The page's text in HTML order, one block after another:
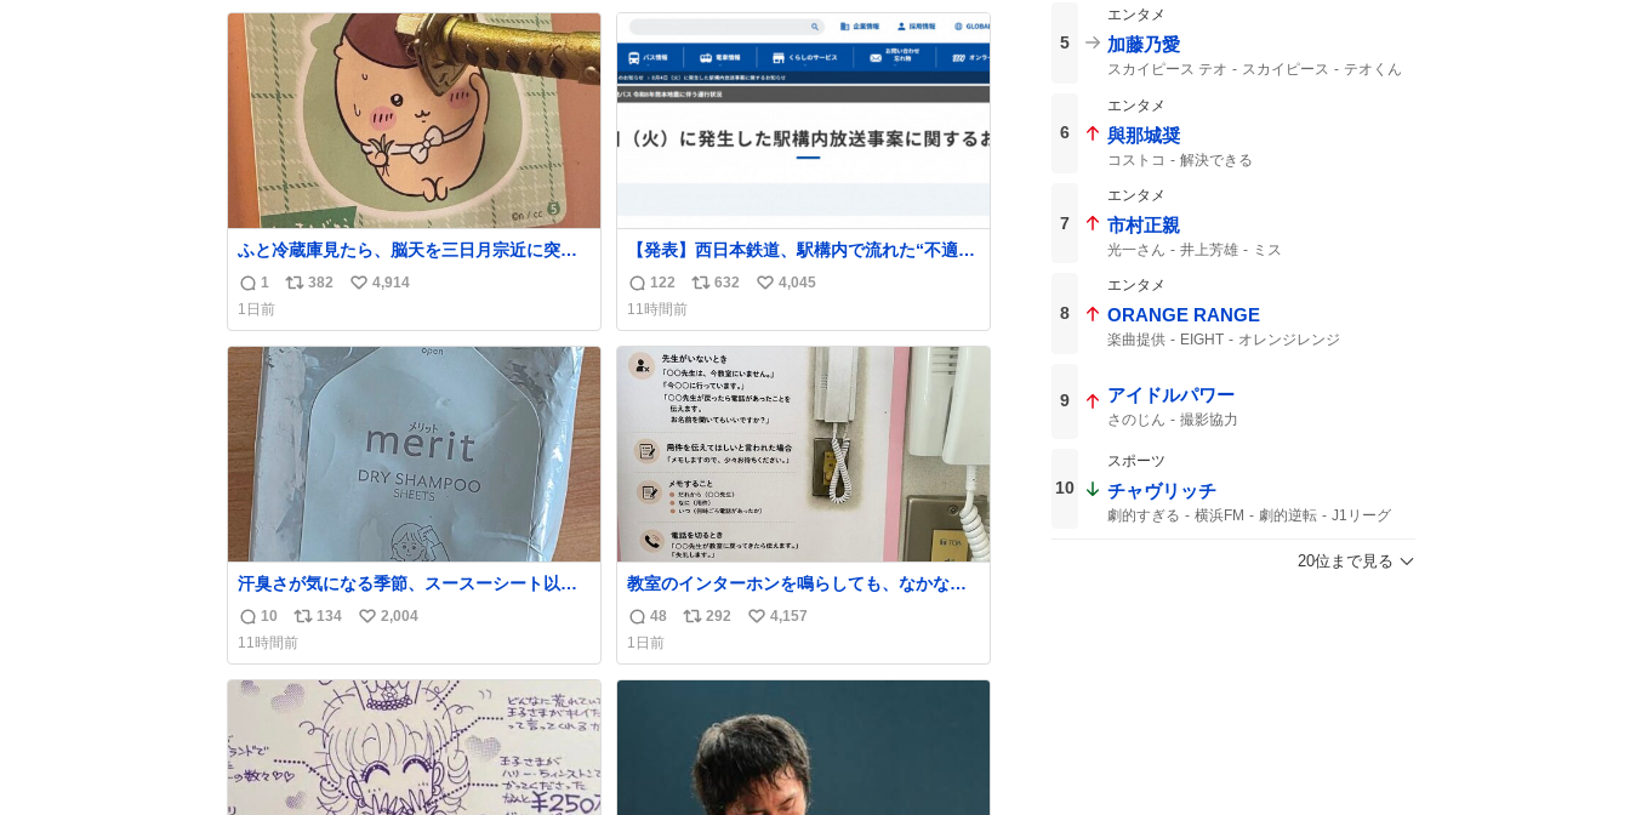
数
ス
ト
数
ね
数
ス
数
ね
ふと冷蔵庫見たら、脳天を三日月宗近に突き
刺されてるくりまんじゅうパイセンが
返
信
数
1
リ
ス
数
382
い
ね
数
4,914
1日前
【発表】西日本鉄道、駅構内で流れた“不適切
音声”に声明「被害届も検討」
news.livedoor.com/article/detail… 4日に西
鉄福岡（天神）駅および薬院駅で発生した駅
構内放送事案について声明を公表した。「第
三者によって駅構内放送設備に外部から不正
に音声が流された可能性も含めて確認を実
施」と説明した。
返
信
数
122
リ
ス
ト
数
632
い
ね
数
4,045
11時間前
汗臭さが気になる季節、スースーシート以外
だと、これがとにかくスッキリする。2年くら
い前に #生活は踊る で紹介したやつ。おじさ
んにもおばさんにもオススメだ。ドラストに
売ってるぞ。ドライシャンプーって書いてあ
るけど汗拭きシートみたいなもの。耳裏襟足
首筋がんがん拭いて汗臭不安を解消。
返
信
数
10
リ
ポ
ス
ト
数
134
い
ね
数
2,004
11時間前
教室のインターホンを鳴らしても、なかなか
誰も出ないことがあります…。 もしかすると
「電話の出方」に困っているのかもしれませ
ん。 そこで「何を話せばいいか」が見える手
引きを用意して、安心して電話に出られるよ
ミュニケーションの学びです。
返
信
数
48
リ
ス
292
い
ね
4,157
1日前
5
エンタメ
加藤乃愛
スカイピース テオ スカイピース
テオくん
6
エンタメ
與那城奨
コストコ 解決できる
7
エンタメ
市村正親
光一さん 井上芳雄 ミス
8
エンタメ
ORANGE RANGE
楽曲提供 EIGHT
オレンジレンジ
9 アイドルパワー
さのじん 撮影協力
10
スポーツ
チャヴリッチ
劇的すぎる 横浜FM 劇的逆転
J1リーグ
20位まで見る